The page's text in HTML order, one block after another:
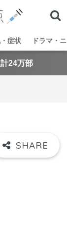
症状 ドラマ・
24万部